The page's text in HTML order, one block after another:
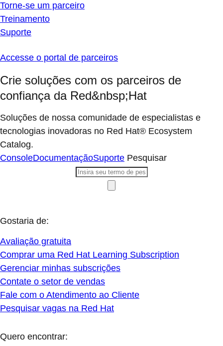
Torne-se um parceiro
Treinamento
Suporte
Accesse o portal de parceiros
Crie soluções com os parceiros de
confiança da Red&nbsp;Hat
Soluções de nossa comunidade de especialistas e
tecnologias inovadoras no Red Hat® Ecosystem
Catalog.
ConsoleDocumentaçãoSuporte Pesquisar
Gostaria de:
Avaliação gratuita
Comprar uma Red Hat Learning Subscription
Gerenciar minhas subscrições
Contate o setor de vendas
Fale com o Atendimento ao Cliente
Pesquisar vagas na Red Hat
Quero encontrar: